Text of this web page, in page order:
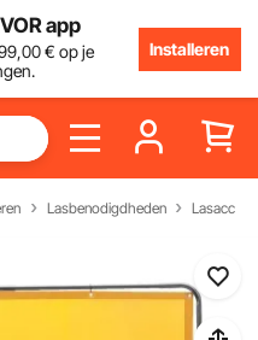
app
,00€ op je
Installeren
Lasbenodigdheden